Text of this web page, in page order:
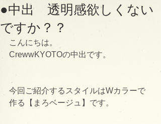
●中出 透明感欲しくない
ですか？？
こんにちは。
CrewwKYOTOの中出です。
今回ご紹介するスタイルはWカラーで
作る【まろベージュ】です。